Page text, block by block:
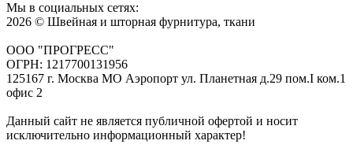
Мы в социальных сетях:
2026 © Швейная и шторная фурнитура, ткани
ООО "ПРОГРЕСС"
ОГРН: 1217700131956
125167 г. Москва МО Аэропорт ул. Планетная д.29 пом.I ком.1
офис 2
Данный сайт не является публичной офертой и носит
исключительно информационный характер!